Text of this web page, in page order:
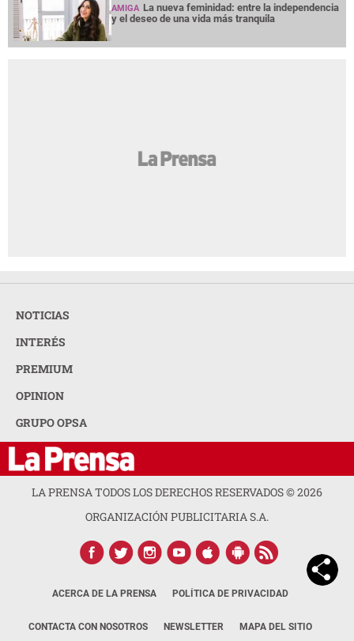
AMIGA La nueva feminidad: entre la independencia
y el deseo de una vida más tranquila
NOTICIAS
INTERÉS
PREMIUM
OPINION
GRUPO OPSA
LA PRENSA TODOS LOS DERECHOS RESERVADOS ©2026
ORGANIZACIÓN PUBLICITARIA S.A.
ACERCA DE LA PRENSA POLÍTICA DE PRIVACIDAD
CONTACTA CON NOSOTROS NEWSLETTER MAPA DEL SITIO